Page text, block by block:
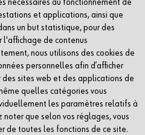
nécessaires au fonctionnement de
et applications, ainsi que
un but statistique, pour des
l'affichage de contenus
nous utilisons des cookies de
personnelles afin d’afficher
sites web et des applications de
quelles catégories vous
les paramètres relatifs à
que selon vos réglages, vous
de toutes les fonctions de ce site.